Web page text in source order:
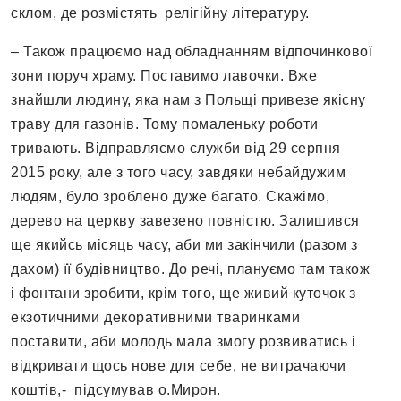
склом, де розмістять релігійну літературу.
– Також працюємо над обладнанням відпочинкової
зони поруч храму. Поставимо лавочки. Вже
знайшли людину, яка нам з Польщі привезе якісну
траву для газонів. Тому помаленьку роботи
тривають. Відправляємо служби від 29 серпня
2015 року, але з того часу, завдяки небайдужим
людям, було зроблено дуже багато. Скажімо,
дерево на церкву завезено повністю. Залишився
ще якийсь місяць часу, аби ми закінчили (разом з
дахом) її будівництво. До речі, плануємо там також
і фонтани зробити, крім того, ще живий куточок з
екзотичними декоративними тваринками
поставити, аби молодь мала змогу розвиватись і
відкривати щось нове для себе, не витрачаючи
коштів,- підсумував о.Мирон.